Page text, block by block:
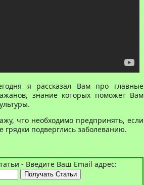
я рассказал Вам про главные
знание которых поможет Вам
что необходимо предпринять, если
подверглись заболеванию.
- Введите Ваш Email адрес: